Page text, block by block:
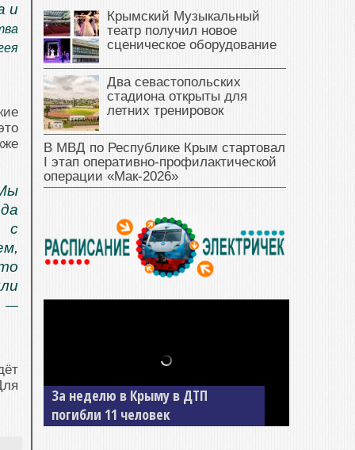
и
с
—
Крымский Музыкальный
театр получил новое
сценическое оборудование
Два севастопольских
стадиона открыты для
летних тренировок
В МВД по Республике Крым стартовал
I этап оперативно‑профилактической
операции «Мак‑2026»
В Джанкое водитель ВАЗа сбил
двух детей на «зебре»